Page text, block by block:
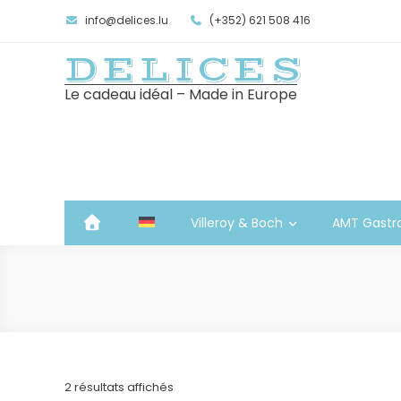
info@delices.lu (+352) 621 508 416
DELICES
Le cadeau idéal – Made in Europe
Villeroy & Boch AMT
2 résultats affichés